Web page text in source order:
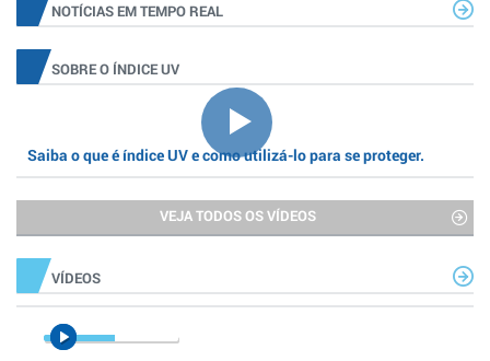
NOTÍCIAS EM TEMPO REAL
SOBRE O ÍNDICE UV
Saiba o que é índice UV e como utilizá-lo para se proteger.
VEJA TODOS OS VÍDEOS
VÍDEOS